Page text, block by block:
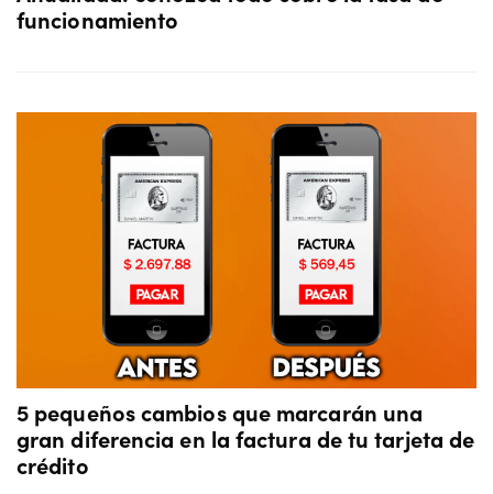
funcionamiento
5 pequeños cambios que marcarán una
gran diferencia en la factura de tu tarjeta de
crédito